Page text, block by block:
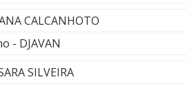
CALCANHOTO
- DJAVAN
SILVEIRA